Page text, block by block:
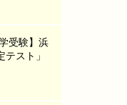
受験】浜
スト」